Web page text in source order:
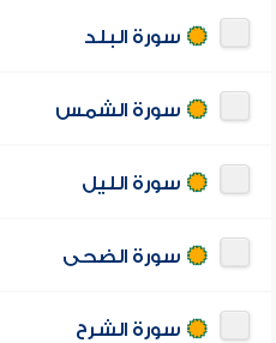
سورة البلد
سورة الشمس
سورة الليل
سورة الضحى
سورة الشرح